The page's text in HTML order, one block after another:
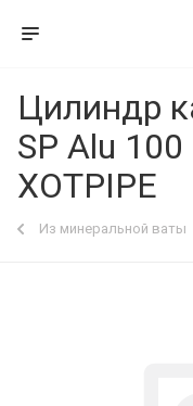
Цилиндр
SP Alu
XOTPIPE
Из минеральной ваты